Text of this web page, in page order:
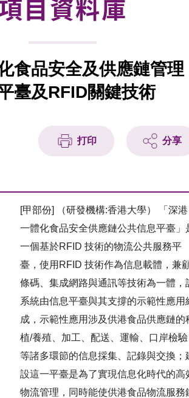
項目計劃書
目資料庫
食品安全及供應鏈管理
臺及RFID關鍵技術
打印 分享
[甲部份] （研發機構:香港大學） 「深港
一體化食品安全供應鏈公共信息平臺」
一個基於RFID 技術的物流公共服務平
臺，使用RFID 技術作為信息載體，兼
條碼、集成網路與通訊等技術為一體，
系統由信息平臺與其支撐的示範性應用
成，示範性應用涉及供港食品供應鏈的
植/養殖、加工、配送、運輸、口岸檢驗
等諸多環節的信息採集、記錄與交換；
設這一平臺是為了實現信息化時代的高
物流管理，同時能使供港食品物流服務